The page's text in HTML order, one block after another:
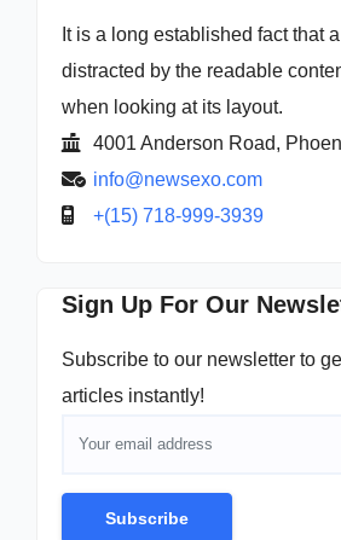
It is a long established fact that
distracted by the readable
when looking at its layout.
4001 Anderson Road,
info@newsexo.com
+(15) 718-999-3939
Sign Up For Our
Subscribe to our newsletter to
articles instantly!
Subscribe